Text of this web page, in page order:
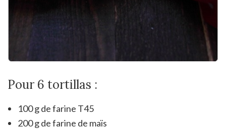
Pour 6 tortillas :
100 g de farine T45
200 g de farine de maïs